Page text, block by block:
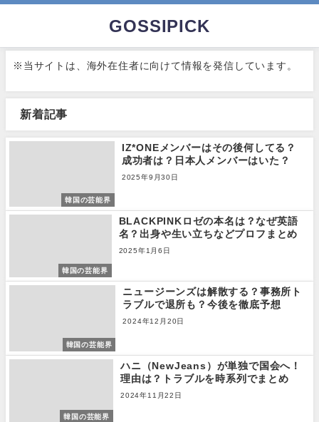
GOSSIPICK
※当サイトは、海外在住者に向けて情報を発信しています。
新着記事
韓国の芸能界
IZ*ONEメンバーはその後何してる？
成功者は？日本人メンバーはいた？
2025年9月30日
韓国の芸能界
BLACKPINKロゼの本名は？なぜ英語
名？出身や生い立ちなどプロフまとめ
2025年1月6日
韓国の芸能界
ニュージーンズは解散する？事務所ト
ラブルで退所も？今後を徹底予想
2024年12月20日
韓国の芸能界
ハニ（NewJeans）が単独で国会へ！
理由は？トラブルを時系列でまとめ
2024年11月22日